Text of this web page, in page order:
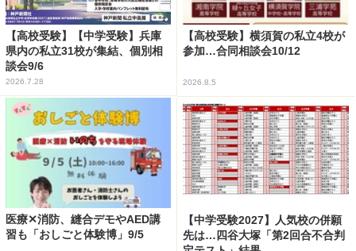
【高校受験】【中学受験】兵庫
県内の私立31校が集結、個別相
談会9/6
2026.7.28
【高校受験】横須賀の私立4校が
参加…合同相談会10/12
2026.8.5
医療✕消防、縫合デモやAED講
習も「おしごと体験博」9/5
【中学受験2027】人気校の併願
先は…四谷大塚「第2回合不合判